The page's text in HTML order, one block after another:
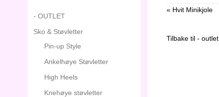
« Hvit Minikjole
Tilbake til - outlet
- OUTLET
Sko & Støvletter
Pin-up Style
Ankelhøye Støvletter
High Heels
Knehøye støvletter